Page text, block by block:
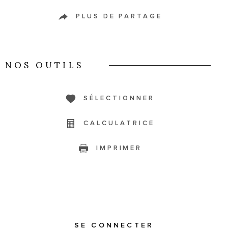
PLUS DE PARTAGE
NOS OUTILS
SÉLECTIONNER
CALCULATRICE
IMPRIMER
SE CONNECTER